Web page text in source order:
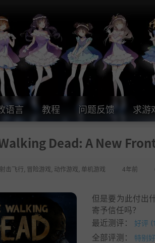
语言 教程 问题反馈 求游
Dead: A New
击飞行 冒险游戏 动作游戏 单机游戏 4年前
但是要为此付出
寄予信任吗？
最近测评：
好评
全部评测： 特别